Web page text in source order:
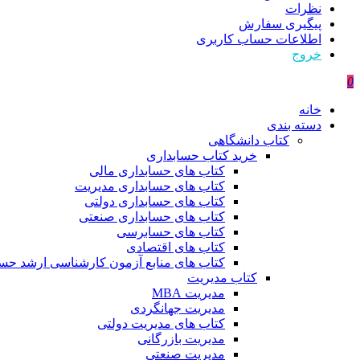
نظرات
پیگیری سفارش
اطلاعات حساب كاربری
خروج
0
خانه
دسته بندی
کتاب دانشگاهی
خرید کتاب حسابداری
کتاب های حسابداری مالی
کتاب های حسابداری مدیریت
کتاب های حسابداری دولتی
کتاب های حسابداری صنعتی
کتاب های حسابرسی
کتاب های اقتصادی
کتاب های منابع آزمون کارشناسی ارشد
کتاب مدیریت
مدیریت MBA
مدیریت جهانگردی
کتاب های مدیریت دولتی
مدیریت بازرگانی
مدیریت صنعتی